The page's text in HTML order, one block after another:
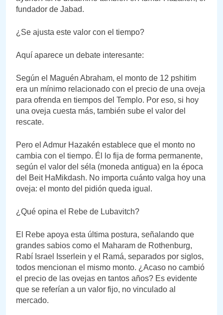
fundador de Jabad.
¿Se ajusta este valor con el tiempo?
Aquí aparece un debate interesante:
Según el Maguén Abraham, el monto de 12 pshitim
era un mínimo relacionado con el precio de una oveja
para ofrenda en tiempos del Templo. Por eso, si hoy
una oveja cuesta más, también sube el valor del
rescate.
Pero el Admur Hazakén establece que el monto no
cambia con el tiempo. Él lo fija de forma permanente,
según el valor del séla (moneda antigua) en la época
del Beit HaMikdash. No importa cuánto valga hoy una
oveja: el monto del pidión queda igual.
¿Qué opina el Rebe de Lubavitch?
El Rebe apoya esta última postura, señalando que
grandes sabios como el Maharam de Rothenburg,
Rabí Israel Isserlein y el Ramá, separados por siglos,
todos mencionan el mismo monto. ¿Acaso no cambió
el precio de las ovejas en tantos años? Es evidente
que se referían a un valor fijo, no vinculado al
mercado.